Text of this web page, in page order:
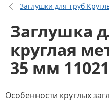
Заглушки для труб
Заглушка
круглая
35 мм
Особенности круглых